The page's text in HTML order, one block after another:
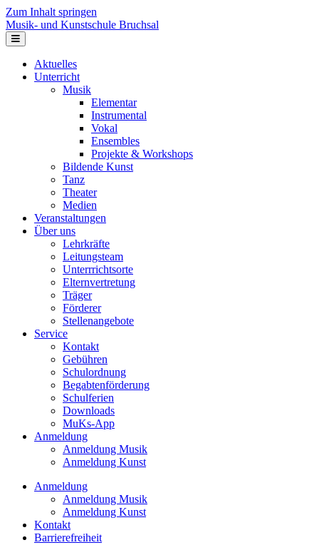
Zum Inhalt springen
Musik- und Kunstschule Bruchsal
Navigation
Aktuelles
Unterricht
Musik
Elementar
Instrumental
Vokal
Ensembles
Projekte & Workshops
Bildende Kunst
Tanz
Theater
Medien
Veranstaltungen
Über uns
Lehrkräfte
Leitungsteam
Unterrrichtsorte
Elternvertretung
Träger
Förderer
Stellenangebote
Service
Kontakt
Gebühren
Schulordnung
Begabtenförderung
Schulferien
Downloads
MuKs-App
Anmeldung
Anmeldung Musik
Anmeldung Kunst
Anmeldung
Anmeldung Musik
Anmeldung Kunst
Kontakt
Barrierefreiheit